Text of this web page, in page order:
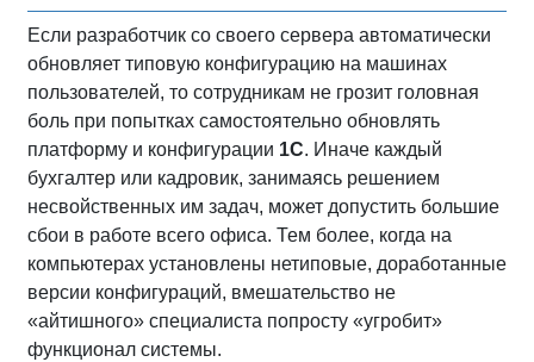
Если разработчик со своего сервера автоматически
обновляет типовую конфигурацию на машинах
пользователей, то сотрудникам не грозит головная
боль при попытках самостоятельно обновлять
платформу и конфигурации 1С. Иначе каждый
бухгалтер или кадровик, занимаясь решением
несвойственных им задач, может допустить большие
сбои в работе всего офиса. Тем более, когда на
компьютерах установлены нетиповые, доработанные
версии конфигураций, вмешательство не
«айтишного» специалиста попросту «угробит»
функционал системы.